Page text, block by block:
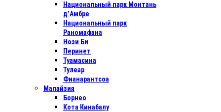
Национальный парк Монтань
д’Амбре
Национальный парк
Раномафана
Нози Би
Перинет
Туамасина
Тулеар
Фианарантсоа
Малайзия
Борнео
Кота Кинабалу